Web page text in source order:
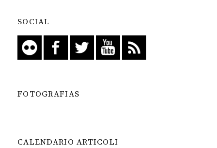
SOCIAL
FOTOGRAFIAS
CALENDARIO ARTICOLI